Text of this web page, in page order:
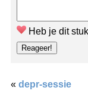
Heb je dit
« depr-sessie